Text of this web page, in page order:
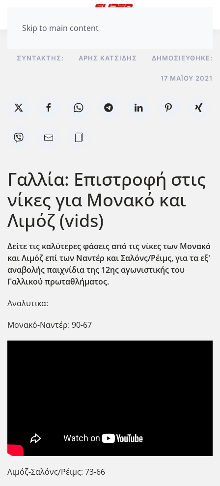
Skip to main content
ΣΥΝΤΆΚΤΗΣ: ΆΡΗΣ ΚΑΤΣΊΔΗΣ ΔΗΜΟΣΙΕΎΘΗΚΕ:
17 ΜΑΪ́ΟΥ 2021
Γαλλία: Επιστροφή στις
νίκες για Μονακό και
Λιμόζ (vids)
Δείτε τις καλύτερες φάσεις από τις νίκες των Μονακό
και Λιμόζ επί των Ναντέρ και Σαλόνς/Ρέιμς, για τα εξ'
αναβολής παιχνίδια της 12ης αγωνιστικής του
Γαλλικού πρωταθλήματος.
Αναλυτικα:
Μονακό-Ναντέρ: 90-67
Λιμόζ-Σαλόνς/Ρέιμς: 73-66